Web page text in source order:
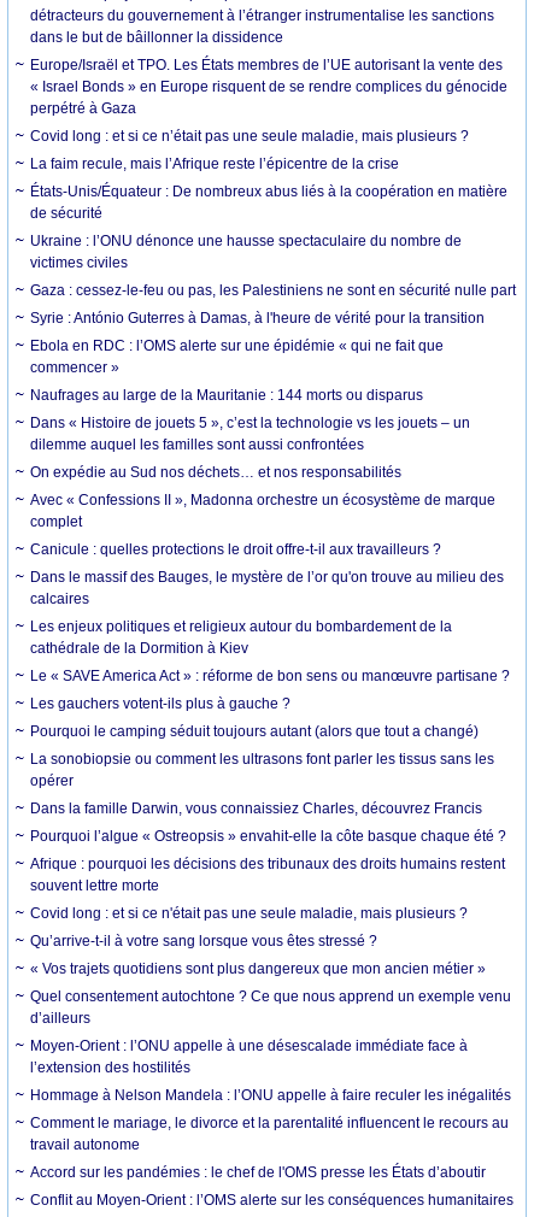
détracteurs du gouvernement à l’étranger instrumentalise les sanctions
dans le but de bâillonner la dissidence
Europe/Israël et TPO. Les États membres de l’UE autorisant la vente des
« Israel Bonds » en Europe risquent de se rendre complices du génocide
perpétré à Gaza
Covid long : et si ce n’était pas une seule maladie, mais plusieurs ?
La faim recule, mais l’Afrique reste l’épicentre de la crise
États-Unis/Équateur : De nombreux abus liés à la coopération en matière
de sécurité
Ukraine : l’ONU dénonce une hausse spectaculaire du nombre de
victimes civiles
Gaza : cessez-le-feu ou pas, les Palestiniens ne sont en sécurité nulle part
Syrie : António Guterres à Damas, à l'heure de vérité pour la transition
Ebola en RDC : l’OMS alerte sur une épidémie « qui ne fait que
commencer »
Naufrages au large de la Mauritanie : 144 morts ou disparus
Dans « Histoire de jouets 5 », c’est la technologie vs les jouets – un
dilemme auquel les familles sont aussi confrontées
On expédie au Sud nos déchets… et nos responsabilités
Avec « Confessions II », Madonna orchestre un écosystème de marque
complet
Canicule : quelles protections le droit offre-t-il aux travailleurs ?
Dans le massif des Bauges, le mystère de l’or qu'on trouve au milieu des
calcaires
Les enjeux politiques et religieux autour du bombardement de la
cathédrale de la Dormition à Kiev
Le « SAVE America Act » : réforme de bon sens ou manœuvre partisane ?
Les gauchers votent-ils plus à gauche ?
Pourquoi le camping séduit toujours autant (alors que tout a changé)
La sonobiopsie ou comment les ultrasons font parler les tissus sans les
opérer
Dans la famille Darwin, vous connaissiez Charles, découvrez Francis
Pourquoi l’algue « Ostreopsis » envahit-elle la côte basque chaque été ?
Afrique : pourquoi les décisions des tribunaux des droits humains restent
souvent lettre morte
Covid long : et si ce n'était pas une seule maladie, mais plusieurs ?
Qu’arrive-t-il à votre sang lorsque vous êtes stressé ?
« Vos trajets quotidiens sont plus dangereux que mon ancien métier »
Quel consentement autochtone ? Ce que nous apprend un exemple venu
d’ailleurs
Moyen-Orient : l’ONU appelle à une désescalade immédiate face à
l’extension des hostilités
Hommage à Nelson Mandela : l’ONU appelle à faire reculer les inégalités
Comment le mariage, le divorce et la parentalité influencent le recours au
travail autonome
Accord sur les pandémies : le chef de l'OMS presse les États d’aboutir
Conflit au Moyen-Orient : l’OMS alerte sur les conséquences humanitaires